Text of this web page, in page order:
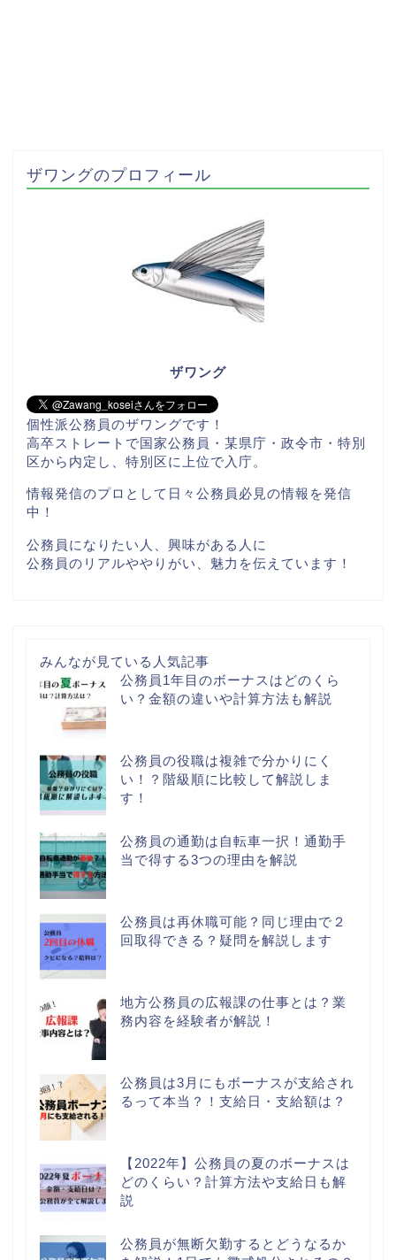
ザワングのプロフィール
ザワング
個性派公務員のザワングです！
高卒ストレートで国家公務員・某県庁・政令市・特別
区から内定し、特別区に上位で入庁。
情報発信のプロとして日々公務員必見の情報を発信
中！
公務員になりたい人、興味がある人に
公務員のリアルややりがい、魅力を伝えています！
みんなが見ている人気記事
公務員1年目のボーナスはどのくら
い？金額の違いや計算方法も解説
公務員の役職は複雑で分かりにく
い！？階級順に比較して解説しま
す！
公務員の通勤は自転車一択！通勤手
当で得する3つの理由を解説
公務員は再休職可能？同じ理由で２
回取得できる？疑問を解説します
地方公務員の広報課の仕事とは？業
務内容を経験者が解説！
公務員は3月にもボーナスが支給され
るって本当？！支給日・支給額は？
【2022年】公務員の夏のボーナスは
どのくらい？計算方法や支給日も解
説
公務員が無断欠勤するとどうなるか